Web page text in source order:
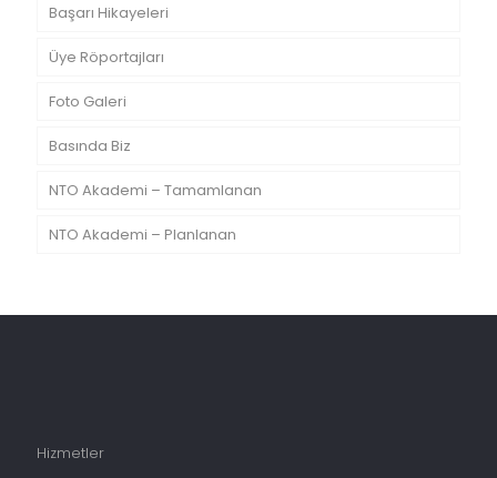
Başarı Hikayeleri
Üye Röportajları
Foto Galeri
Basında Biz
NTO Akademi – Tamamlanan
NTO Akademi – Planlanan
Hizmetler